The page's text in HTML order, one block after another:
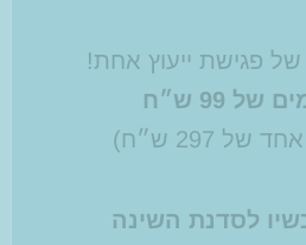
פגישת ייעוץ אחת!
297 ש״ח)
לסדנת השינה